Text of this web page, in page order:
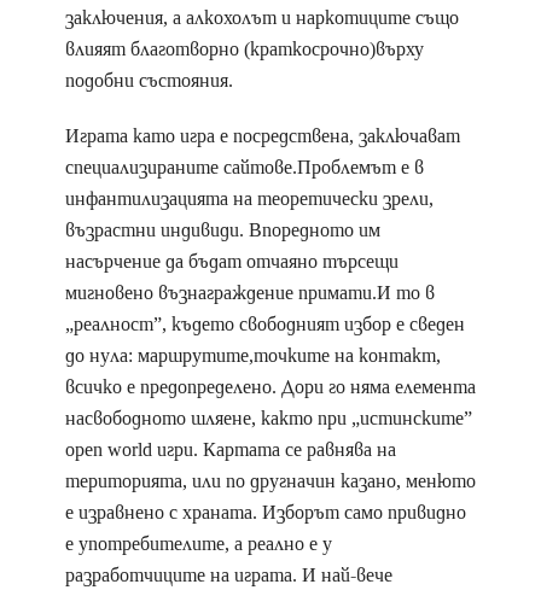
заключения, а алкохолът и наркотиците също
влияят благотворно (краткосрочно)върху
подобни състояния.
Играта като игра е посредствена, заключават
специализираните сайтове.Проблемът е в
инфантилизацията на теоретически зрели,
възрастни индивиди. Впоредното им
насърчение да бъдат отчаяно търсещи
мигновено възнаграждение примати.И то в
„реалност”, където свободният избор е сведен
до нула: маршрутите,точките на контакт,
всичко е предопределено. Дори го няма елемента
насвободното шляене, както при „истинските”
open world игри. Картата се равнява на
територията, или по другначин казано, менюто
е изравнено с храната. Изборът само привидно
е употребителите, а реално е у
разработчиците на играта. И най-вече